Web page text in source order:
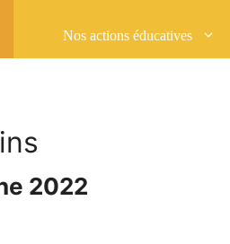
Nos actions éducatives
2022